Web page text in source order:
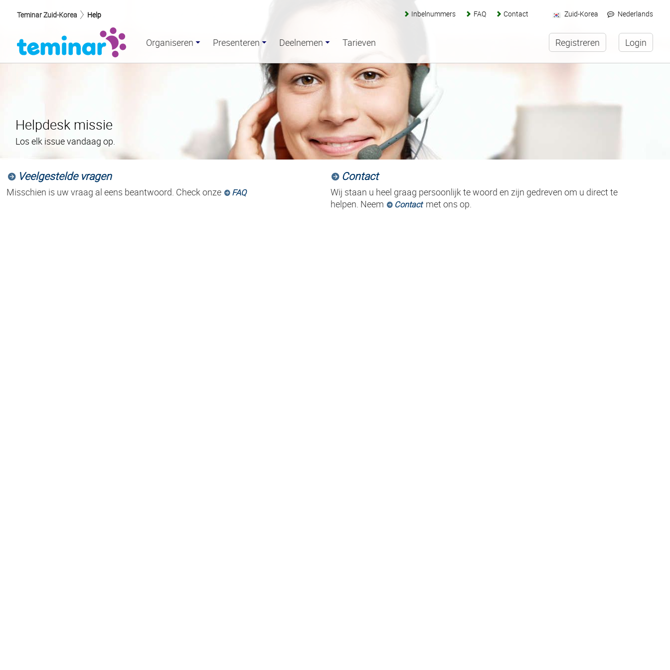
Helpdesk missie
Los elk issue vandaag op.
Veelgestelde vragen
Misschien is uw vraag al eens beantwoord. Check onze FAQ
Contact
Wij staan u heel graag persoonlijk te woord en zijn gedreven om u direct te
helpen. Neem
Contact met ons op.
Teminar Zuid-Korea Help Zuid-Korea Nederlands
Inbelnummers FAQ Contact
Organiseren Presenteren Deelnemen Tarieven Registreren Login